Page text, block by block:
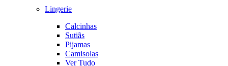
Lingerie
Calcinhas
Sutiãs
Pijamas
Camisolas
Ver Tudo